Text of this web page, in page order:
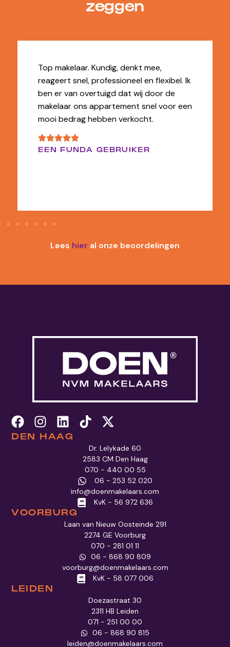
zeggen
Top makelaar. Kundig, denkt mee,
reageert snel, professioneel en flexibel. Ik
ben er van overtuigd dat wij door de
makelaar ons appartement snel voor een
mooi bedrag hebben verkocht.
EEN FUNDA GEBRUIKER
Lees hier al onze beoordelingen
DEN HAAG
Dr. Lelykade 60
2583 CM Den Haag
070 - 440 00 55
06 - 253 52 020
info@doenmakelaars.com
KvK - 56 972 636
VOORBURG
Laan van Nieuw Oosteinde 291
2274 GE Voorburg
070 - 281 01 11
06 - 868 90 809
voorburg@doenmakelaars.com
KvK - 58 077 006
LEIDEN
Doezastraat 30
2311 HB Leiden
071 - 251 00 00
06 - 868 90 815
leiden@doenmakelaars.com